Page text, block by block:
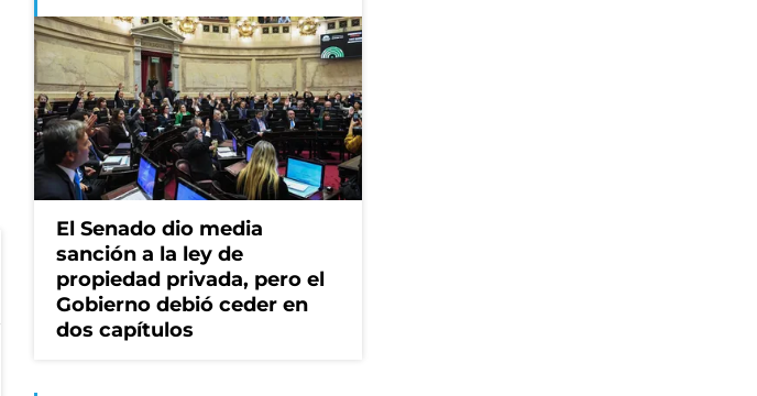
El Senado dio media
sanción a la ley de
propiedad privada, pero el
Gobierno debió ceder en
dos capítulos